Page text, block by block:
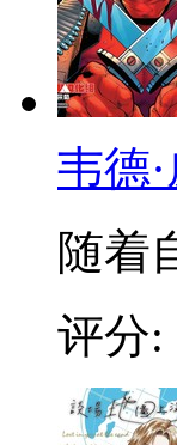
韦德
随着
评分: